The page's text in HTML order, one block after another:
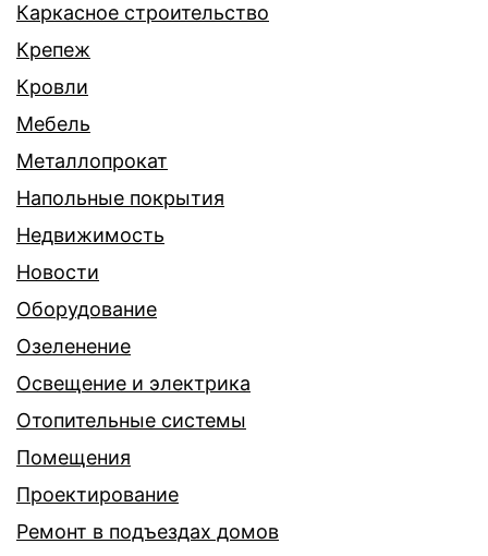
Каркасное строительство
Крепеж
Кровли
Мебель
Металлопрокат
Напольные покрытия
Недвижимость
Новости
Оборудование
Озеленение
Освещение и электрика
Отопительные системы
Помещения
Проектирование
Ремонт в подъездах домов